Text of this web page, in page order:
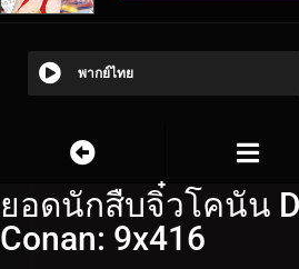
พากย์ไทย
ยอดนักสืบจิ๋วโคนัน
Conan: 9x416